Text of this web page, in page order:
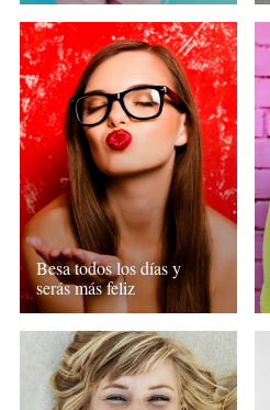
Besa todos los días y
serás más feliz